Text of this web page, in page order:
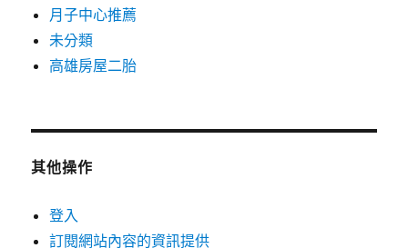
月子中心推薦
未分類
高雄房屋二胎
其他操作
登入
訂閱網站內容的資訊提供